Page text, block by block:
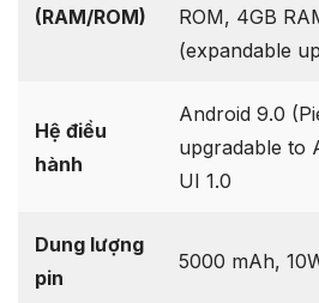
(RAM/ROM)
ROM, 4GB
(expandable
Hệ điều
hành
Android 9.0
upgradable to
UI 1.0
Dung lượng
pin
5000 mAh,